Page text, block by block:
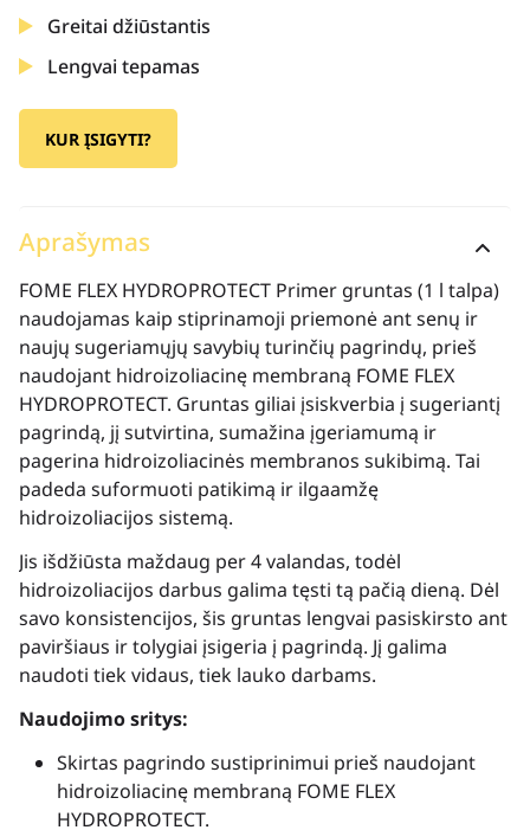
Greitai džiūstantis
Lengvai tepamas
KUR ĮSIGYTI?
Aprašymas
FOME FLEX HYDROPROTECT Primer gruntas (1 l talpa)
naudojamas kaip stiprinamoji priemonė ant senų ir
naujų sugeriamųjų savybių turinčių pagrindų, prieš
naudojant hidroizoliacinę membraną FOME FLEX
HYDROPROTECT. Gruntas giliai įsiskverbia į sugeriantį
pagrindą, jį sutvirtina, sumažina įgeriamumą ir
pagerina hidroizoliacinės membranos sukibimą. Tai
padeda suformuoti patikimą ir ilgaamžę
hidroizoliacijos sistemą.
Jis išdžiūsta maždaug per 4 valandas, todėl
hidroizoliacijos darbus galima tęsti tą pačią dieną. Dėl
savo konsistencijos, šis gruntas lengvai pasiskirsto ant
paviršiaus ir tolygiai įsigeria į pagrindą. Jį galima
naudoti tiek vidaus, tiek lauko darbams.
Naudojimo sritys:
Skirtas pagrindo sustiprinimui prieš naudojant
hidroizoliacinę membraną FOME FLEX
HYDROPROTECT.